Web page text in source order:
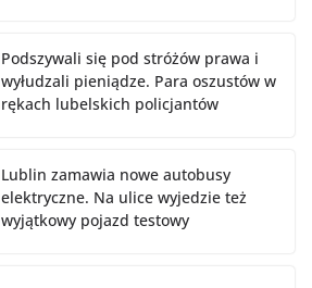
Podszywali się pod stróżów prawa i
wyłudzali pieniądze. Para oszustów w
rękach lubelskich policjantów
Lublin zamawia nowe autobusy
elektryczne. Na ulice wyjedzie też
wyjątkowy pojazd testowy